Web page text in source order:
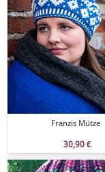
Franzis Mütze
30,90 €